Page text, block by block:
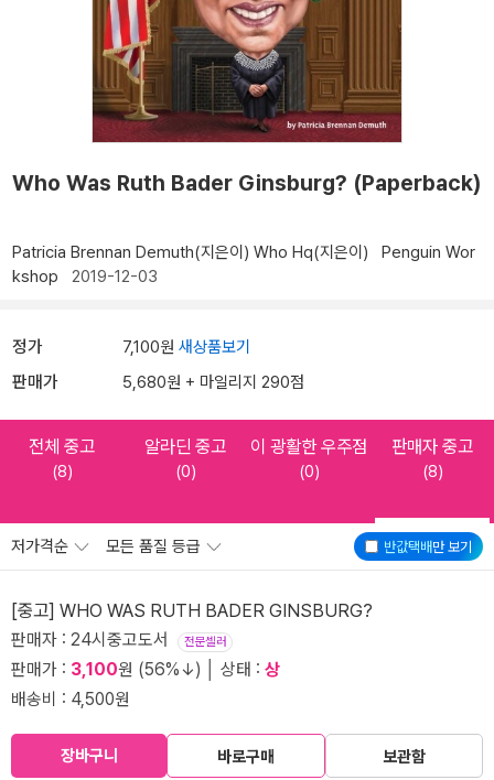
Who Was Ruth Bader Ginsburg? (Paperback)
Patricia Brennan Demuth(지은이) Who Hq(지은이)
Penguin Wor
kshop 2019-12-03
정가 7,100원 새상품보기
판매가 5,680원 + 마일리지 290점
전체 중고
(8)
알라딘 중고
(0)
이 광활한 우주점
(0)
판매자 중고
(8)
반값택배만 보기
저가격순 모든 품질 등급
[중고] WHO WAS RUTH BADER GINSBURG?
판매자 : 24시중고도서 전문셀러
판매가 : 3,100원 (56%↓) │ 상태 : 상
배송비 : 4,500원
장바구니 바로구매 보관함